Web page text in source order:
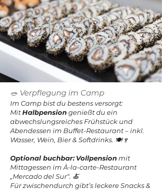
🥗 Verpflegung im Camp
Im Camp bist du bestens versorgt:
MitHalbpensiongenießt du ein
abwechslungsreiches Frühstück und
Abendessen im Buffet-Restaurant – inkl.
Wasser, Wein, Bier & Softdrinks. 🍽️🍷
Optional buchbar: Vollpension mit
Mittagessen im À-la-carte-Restaurant
„Mercado del Sur“. 🍝
Für zwischendurch gibt’s leckere Snacks &